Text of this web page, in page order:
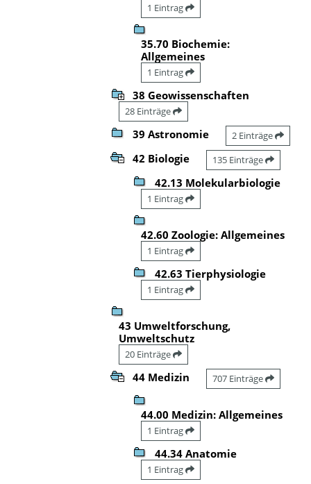
1 Eintrag
35.70 Biochemie:
Allgemeines
1 Eintrag
38 Geowissenschaften
28 Einträge
39 Astronomie 2 Einträge
42 Biologie 135 Einträge
42.13 Molekularbiologie
1 Eintrag
42.60 Zoologie: Allgemeines
1 Eintrag
42.63 Tierphysiologie
1 Eintrag
43 Umweltforschung,
Umweltschutz
20 Einträge
44 Medizin 707 Einträge
44.00 Medizin: Allgemeines
1 Eintrag
44.34 Anatomie
1 Eintrag